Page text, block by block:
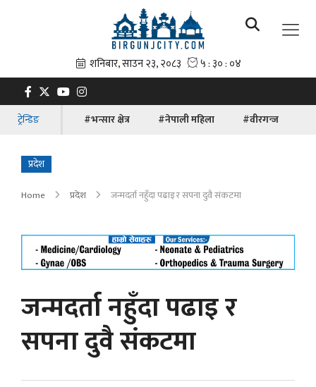
ट्रेन्डिङ #भन्सार क्षेत्र #नेपाली महिला #वीरगन्ज
प्रदेश
Home प्रदेश जन्मदर्ता नहुँदा पढाइ र सपना दुवै संकटमा
जन्मदर्ता नहुँदा पढाइ र
सपना दुवै संकटमा